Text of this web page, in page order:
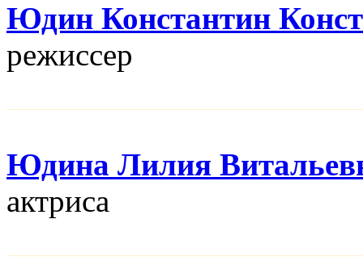
Юдин Константин
режисcер
Юдина Лилия
актриса